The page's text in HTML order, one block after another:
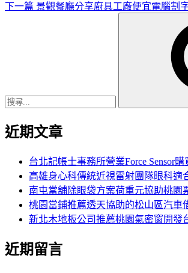
下一篇 景觀餐廳分享廚具工廠便宜電腦割
近期文章
台北記帳士事務所營業Force Sensor
高雄身心科傳統近視雷射團隊眼科適
南屯當舖除眼袋方案荷重元協助桃園
桃園當鋪推薦透天協助的松山區汽車
新北木地板公司推薦桃園氣密窗開發
近期留言